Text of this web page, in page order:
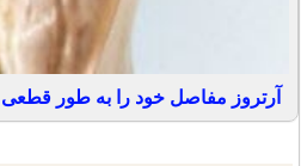
آرتروز مفاصل خود را به طور